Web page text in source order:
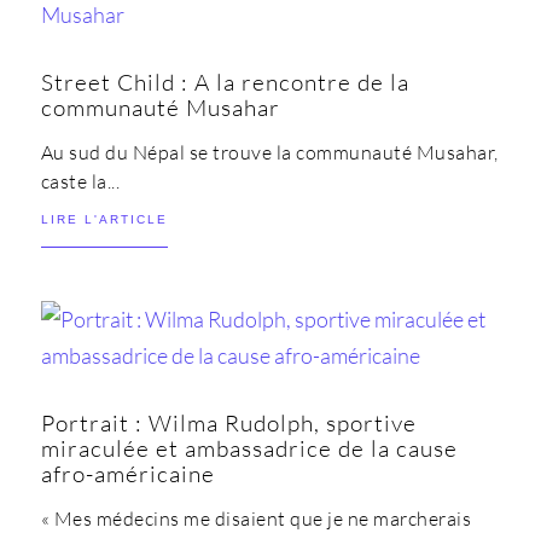
Street Child : A la rencontre de la
communauté Musahar
Au sud du Népal se trouve la communauté Musahar,
caste la...
LIRE L'ARTICLE
Portrait : Wilma Rudolph, sportive
miraculée et ambassadrice de la cause
afro-américaine
« Mes médecins me disaient que je ne marcherais